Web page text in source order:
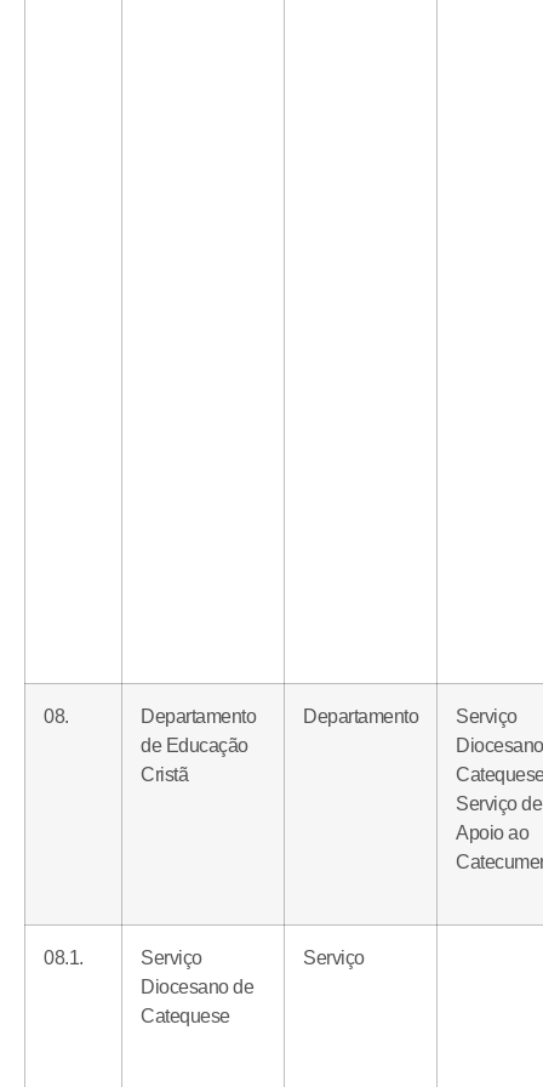
08.
Departamento
de Educação
Cristã
Departamento
Serviço
Serviço de
Apoio ao
08.1.
Serviço
Diocesano de
Catequese
Serviço